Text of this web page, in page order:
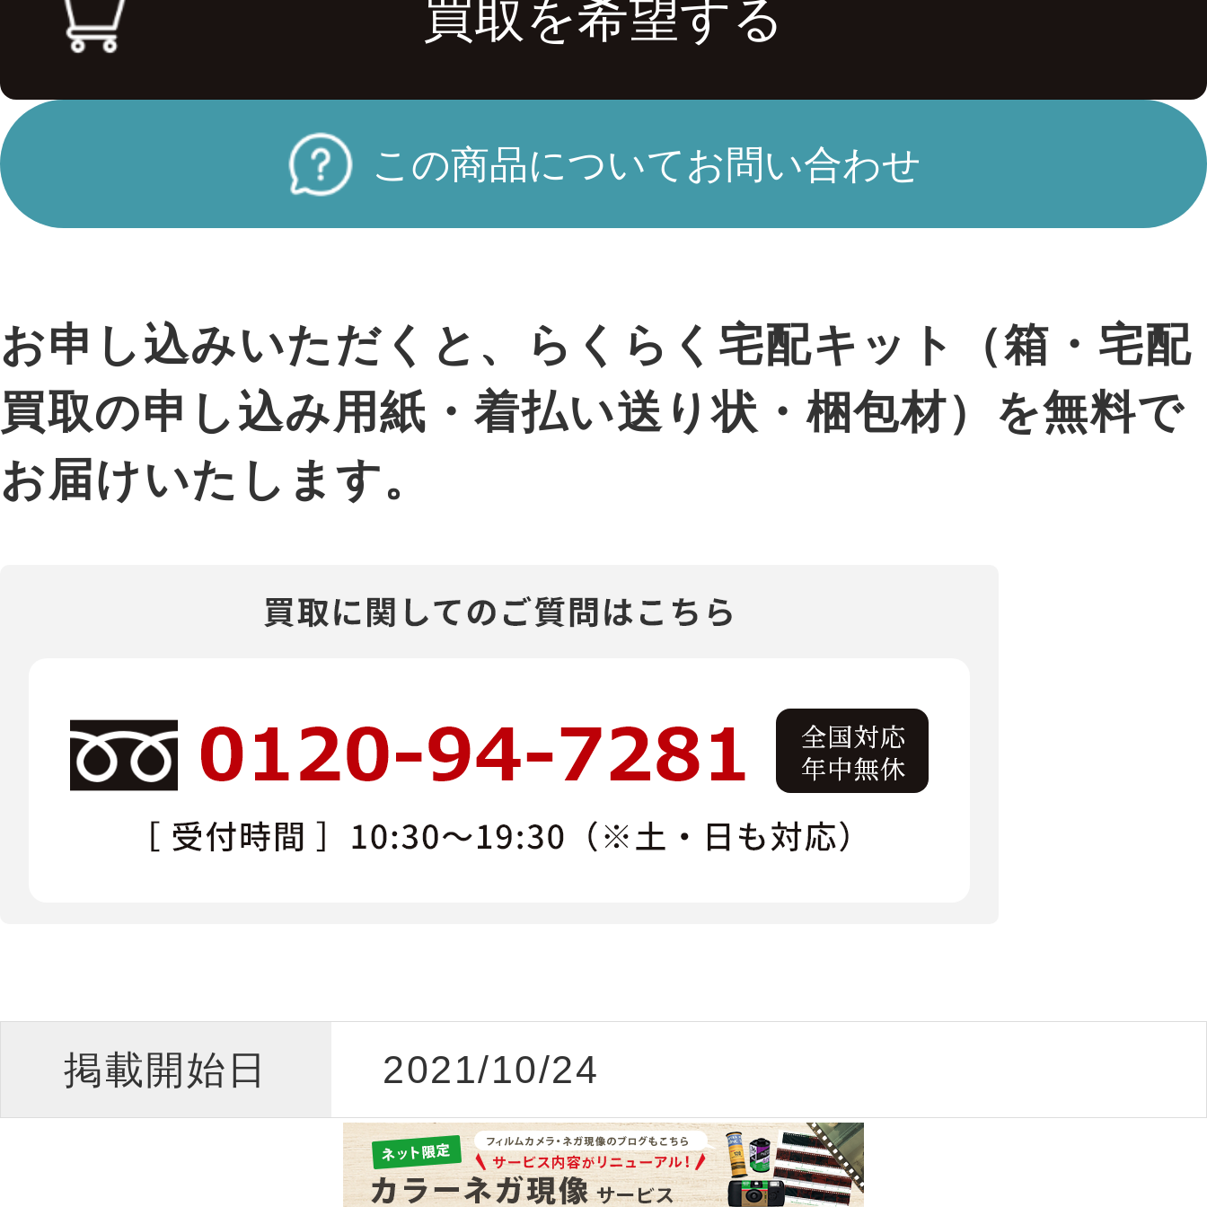
買取を希望する
この商品についてお問い合わせ
お申し込みいただくと、らくらく宅配キット（箱・宅配
買取の申し込み用紙・着払い送り状・梱包材）を無料で
お届けいたします。
掲載開始日 2021/10/24